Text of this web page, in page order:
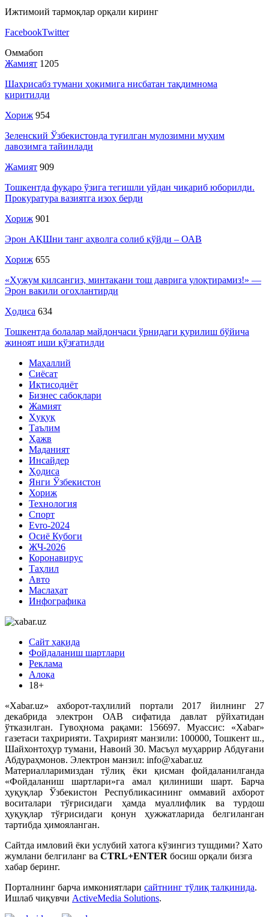
Ижтимоий тармоқлар орқали киринг
FacebookTwitter
Оммабоп
Жамият 1205
Шаҳрисабз тумани ҳокимига нисбатан тақдимнома
киритилди
Хориж 954
Зеленский Ўзбекистонда туғилган мулозимни муҳим
лавозимга тайинлади
Жамият 909
Тошкентда фуқаро ўзига тегишли уйдан чиқариб юборилди.
Прокуратура вазиятга изоҳ берди
Хориж 901
Эрон АҚШни танг аҳволга солиб қўйди – ОАВ
Хориж 655
«Ҳужум қилсангиз, минтақани тош даврига улоқтирамиз!» —
Эрон вакили огоҳлантирди
Ҳодиса 634
Тошкентда болалар майдончаси ўрнидаги қурилиш бўйича
жиноят иши қўзғатилди
Маҳаллий
Сиёсат
Иқтисодиёт
Бизнес сабоқлари
Жамият
Ҳуқуқ
Таълим
Ҳажв
Маданият
Инсайдер
Ҳодиса
Янги Ўзбекистон
Хориж
Технология
Спорт
Evro-2024
Осиё Кубоги
ЖЧ-2026
Коронавирус
Таҳлил
Авто
Маслаҳат
Инфографика
Сайт ҳақида
Фойдаланиш шартлари
Реклама
Алоқа
18+
«Xabar.uz» ахборот-таҳлилий портали 2017 йилнинг 27
декабрида электрон ОАВ сифатида давлат рўйхатидан
ўтказилган. Гувоҳнома рақами: 156697. Муассис: «Xabar»
газетаси таҳририяти. Таҳририят манзили: 100000, Тошкент ш.,
Шайхонтоҳур тумани, Навоий 30. Масъул муҳаррир Абдуғани
Абдураҳмонов. Электрон манзил: info@xabar.uz
Материалларимиздан тўлиқ ёки қисман фойдаланилганда
«Фойдаланиш шартлари»га амал қилиниши шарт. Барча
ҳуқуқлар Ўзбекистон Республикасининг оммавий ахборот
воситалари тўғрисидаги ҳамда муаллифлик ва турдош
ҳуқуқлар тўғрисидаги қонун ҳужжатларида белгиланган
тартибда ҳимояланган.
Сайтда имловий ёки услубий хатога кўзингиз тушдими? Хато
жумлани белгиланг ва CTRL+ENTER босиш орқали бизга
хабар беринг.
Порталнинг барча имкониятлари сайтнинг тўлиқ талқинида.
Ишлаб чиқувчи ActiveMedia Solutions.